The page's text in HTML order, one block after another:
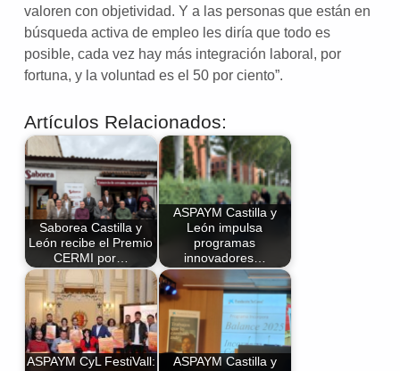
valoren con objetividad. Y a las personas que están en
búsqueda activa de empleo les diría que todo es
posible, cada vez hay más integración laboral, por
fortuna, y la voluntad es el 50 por ciento”.
Artículos Relacionados:
Saborea Castilla y
León recibe el Premio
CERMI por…
ASPAYM Castilla y
León impulsa
programas
innovadores…
ASPAYM CyL FestiVall:
ASPAYM Castilla y